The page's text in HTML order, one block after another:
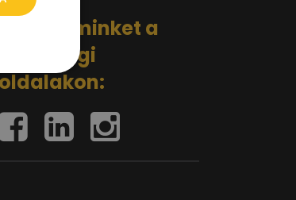
Kövess minket a
közösségi